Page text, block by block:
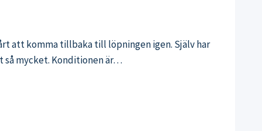
att komma tillbaka till löpningen igen. Själv har
så mycket. Konditionen är…